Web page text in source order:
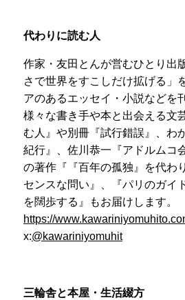
代わりに読む人
作家・友田とんが営むひとり出
さで世界をすこしだけ拡げる」
アのあるエッセイ・小説などを
様々な書き手や本と出会える文
む人』や別冊『試行錯誤』、わ
紀行』、佐川恭一『アドルムコ
の著作『『百年の孤独』を代わ
センスな問い』、『パリのガイ
を闊歩する』もお届けします。
https://
x:@kawariniyomuhit
三輪舎と本屋・生活綴方